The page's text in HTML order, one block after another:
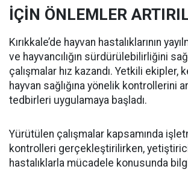
İÇİN ÖNLEMLER
Kırıkkale’de hayvan hastalıklarının
ve hayvancılığın sürdürülebilirliğini
çalışmalar hız kazandı. Yetkili ekipler,
hayvan sağlığına yönelik kontrollerini
tedbirleri uygulamaya başladı.
Yürütülen çalışmalar kapsamında
kontrolleri gerçekleştirilirken,
hastalıklarla mücadele konusunda